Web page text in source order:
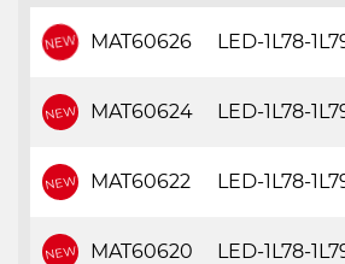
MAT60626 LED-1L78-
MAT60624 LED-1L78-
MAT60622 LED-1L78-
MAT60620 LED-1L78-